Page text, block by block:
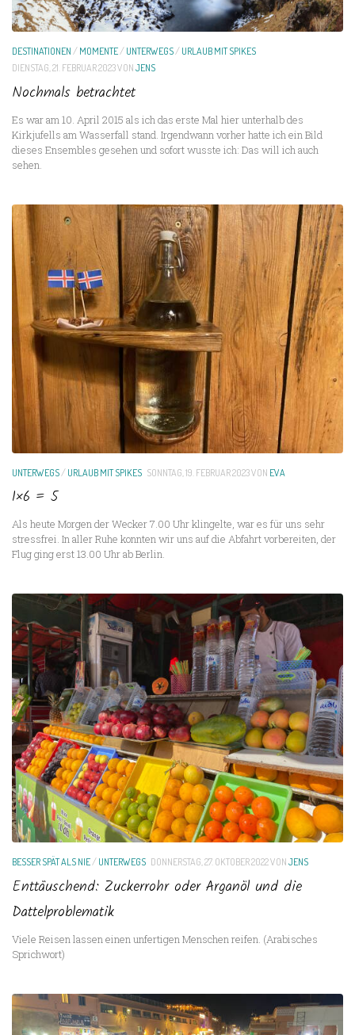
DESTINATIONEN/MOMENTE/UNTERWEGS/URLAUB MIT SPIKES
DIENSTAG, 21. FEBRUAR 2023VONJENS
Nochmals betrachtet
Es war am 10. April 2015 als ich das erste Mal hier unterhalb des
Kirkjufells am Wasserfall stand. Irgendwann vorher hatte ich ein Bild
dieses Ensembles gesehen und sofort wusste ich: Das will ich auch
sehen.
UNTERWEGS/URLAUB MIT SPIKES SONNTAG, 19. FEBRUAR 2023VON EVA
1×6 = 5
Als heute Morgen der Wecker 7.00 Uhr klingelte, war es für uns sehr
stressfrei. In aller Ruhe konnten wir uns auf die Abfahrt vorbereiten, der
Flug ging erst 13.00 Uhr ab Berlin.
BESSER SPÄT ALS NIE/UNTERWEGS DONNERSTAG, 27. OKTOBER 2022VONJENS
Enttäuschend: Zuckerrohr oder Arganöl und die
Dattelproblematik
Viele Reisen lassen einen unfertigen Menschen reifen. (Arabisches
Sprichwort)